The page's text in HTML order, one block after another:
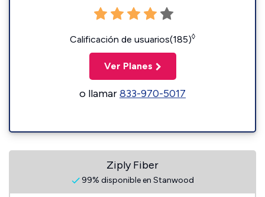
Calificación de usuarios(185)◊
Ver Planes
o llamar833-970-5017
Ziply Fiber
99% disponible en Stanwood